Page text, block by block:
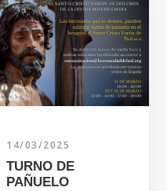
14/03/2025
TURNO DE
PAÑUELO